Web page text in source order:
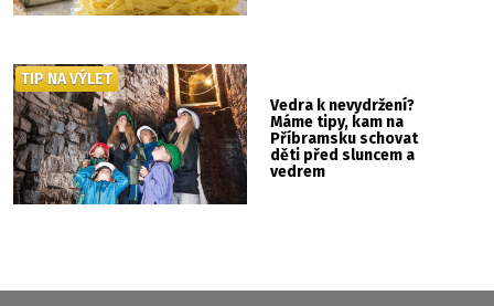
Vedra k nevydržení?
Máme tipy, kam na
Příbramsku schovat
děti před sluncem a
vedrem
TIP NA VÝLET